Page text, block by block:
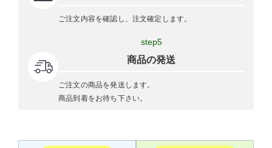
ご注文内容を確認し、注文確定します。
step5
商品の発送
ご注文の商品を発送します。
商品到着をお待ち下さい。